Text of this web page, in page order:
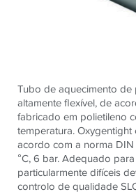
Tubo de aquecimento
altamente flexível, de
fabricado em polietileno
temperatura.
acordo com a norma
°C, 6 bar. Adequado
particularmente difíceis
controlo de qualidade